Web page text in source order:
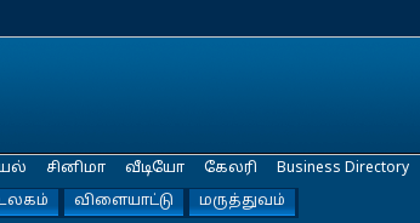
விளையாட்டு மருத்துவம்
சினிமா வீடியோ கேலரி Business Directory